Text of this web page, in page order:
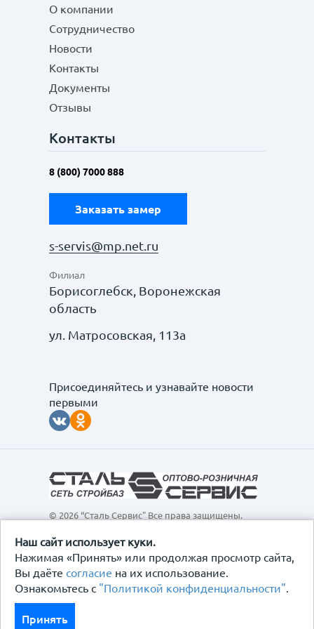
Наш сайт использует куки.
Нажимая «Принять» или продолжая просмотр сайта,
Вы даёте согласие на их использование.
Ознакомьтесь с "Политикой конфиденциальности".
Принять
О компании
Сотрудничество
Новости
Контакты
Документы
Отзывы
Контакты
8 (800) 7000 888
Заказать замер
s-servis@mp.net.ru
Филиал
Борисоглебск, Воронежская
область
ул. Матросовская, 113а
Присоединяйтесь и узнавайте новости
первыми
© 2026 “Сталь Сервис" Все права защищены.
интернет-сайт, а также вся информация о товарах и
исключительно информационный характер и ни при
каких условиях не является публичной офертой,
определяемой положениями Статьи 437
Договор-оферта